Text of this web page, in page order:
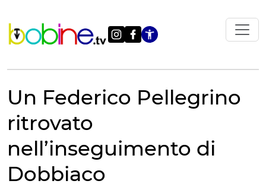
contenuto
Apri le
Un Federico Pellegrino
ritrovato
nell’inseguimento di
Dobbiaco